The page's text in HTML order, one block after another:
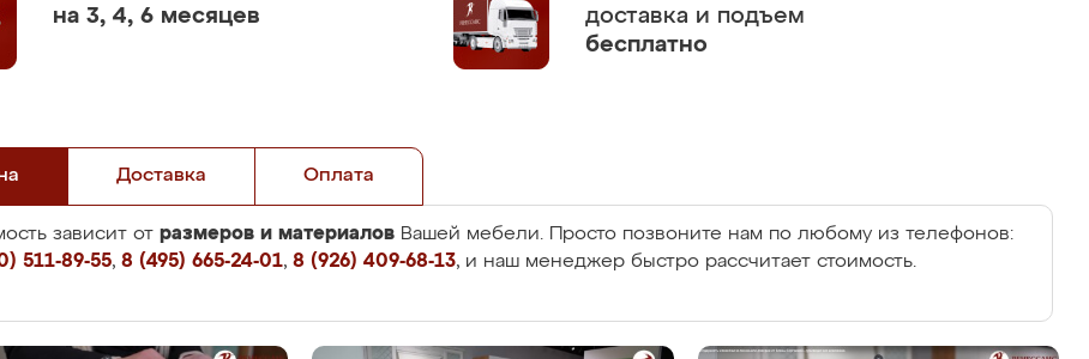
на 3, 4, 6 месяцев
доставка и подъем
бесплатно
Доставка Оплата
зависит от размеров и материалов Вашей мебели. Просто позвоните нам по любому из телефонов:
511-89-55, 8 (495) 665-24-01, 8 (926) 409-68-13, и наш менеджер быстро рассчитает стоимость.